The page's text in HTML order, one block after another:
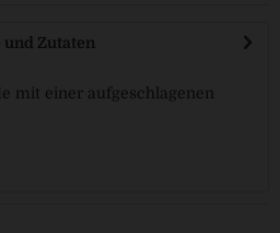
Zutaten
mit einer aufgeschlagenen